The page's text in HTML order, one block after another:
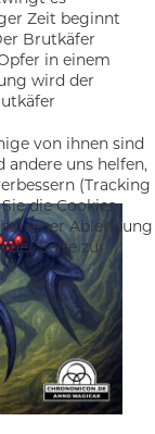
Zeit beginnt
Brutkäfer
in einem
wird der
von ihnen sind
andere uns helfen,
(Tracking
die Cookies
einer Ablehnung
der Seite zur